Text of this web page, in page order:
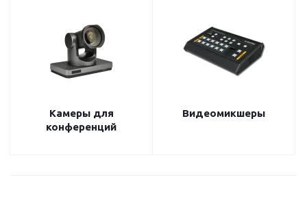
Камеры для
конференций
Видеомикшеры